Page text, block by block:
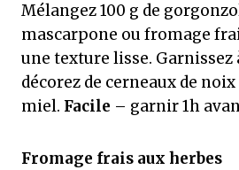
Mélangez 100 g de
mascarpone ou fromage
une texture lisse. Garnissez
décorez de cerneaux de
miel. Facile – garnir 1h
Fromage frais aux herbes